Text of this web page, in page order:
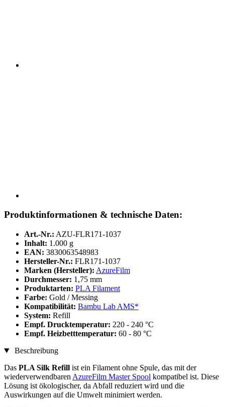
Produktinformationen & technische Daten:
Art.-Nr.: AZU-FLR171-1037
Inhalt: 1.000 g
EAN: 3830063548983
Hersteller-Nr.: FLR171-1037
Marken (Hersteller): AzureFilm
Durchmesser: 1,75 mm
Produktarten: PLA Filament
Farbe: Gold / Messing
Kompatibilität: Bambu Lab AMS*
System: Refill
Empf. Drucktemperatur: 220 - 240 °C
Empf. Heizbetttemperatur: 60 - 80 °C
Beschreibung
Das PLA Silk Refill ist ein Filament ohne Spule, das mit der
wiederverwendbaren AzureFilm Master Spool kompatibel ist. Diese
Lösung ist ökologischer, da Abfall reduziert wird und die
Auswirkungen auf die Umwelt minimiert werden.